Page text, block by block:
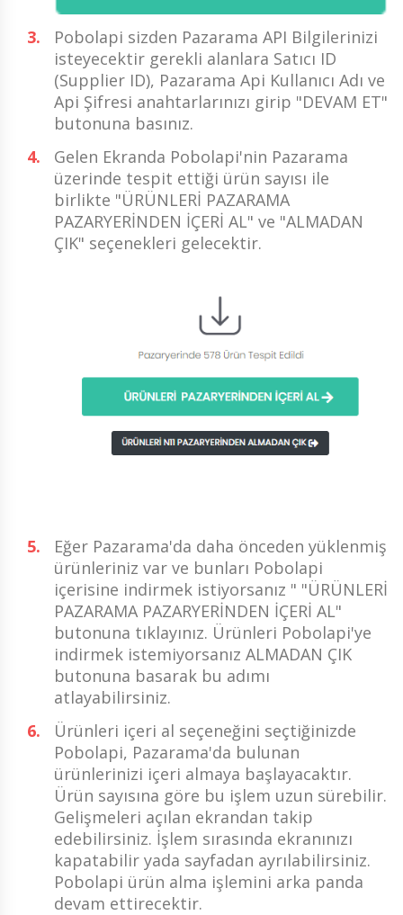
Pobolapi sizden Pazarama API Bilgilerinizi
isteyecektir gerekli alanlara Satıcı ID
(Supplier ID), Pazarama Api Kullanıcı Adı ve
Api Şifresi anahtarlarınızı girip "DEVAM ET"
butonuna basınız.
Gelen Ekranda Pobolapi'nin Pazarama
üzerinde tespit ettiği ürün sayısı ile
birlikte "ÜRÜNLERİ PAZARAMA
PAZARYERİNDEN İÇERİ AL" ve "ALMADAN
ÇIK" seçenekleri gelecektir.
Eğer Pazarama'da daha önceden yüklenmiş
ürünleriniz var ve bunları Pobolapi
içerisine indirmek istiyorsanız " "ÜRÜNLERİ
PAZARAMA PAZARYERİNDEN İÇERİ AL"
butonuna tıklayınız. Ürünleri Pobolapi'ye
indirmek istemiyorsanız ALMADAN ÇIK
butonuna basarak bu adımı
atlayabilirsiniz.
Ürünleri içeri al seçeneğini seçtiğinizde
Pobolapi, Pazarama'da bulunan
ürünlerinizi içeri almaya başlayacaktır.
Ürün sayısına göre bu işlem uzun sürebilir.
Gelişmeleri açılan ekrandan takip
edebilirsiniz. İşlem sırasında ekranınızı
kapatabilir yada sayfadan ayrılabilirsiniz.
Pobolapi ürün alma işlemini arka panda
devam ettirecektir.